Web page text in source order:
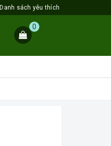
Danh sách yêu thích
0